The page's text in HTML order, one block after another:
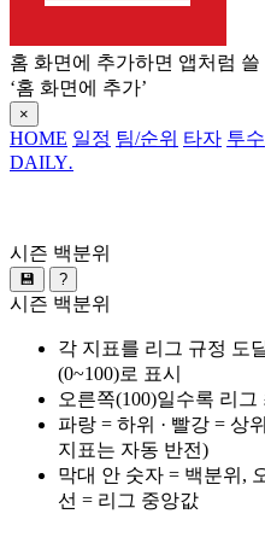
홈 화면에 추가하면 앱처럼 쓸
‘홈 화면에 추가’
×
HOME 일정 팀/순위 타자 투수
DAILY.
시즌 백분위
💾 ?
시즌 백분위
각 지표를 리그 규정 도
(0~100)로 표시
오른쪽(100)일수록 리
파랑 = 하위 · 빨강 = 상
지표는 자동 반전)
막대 안 숫자 = 백분위,
선 = 리그 중앙값